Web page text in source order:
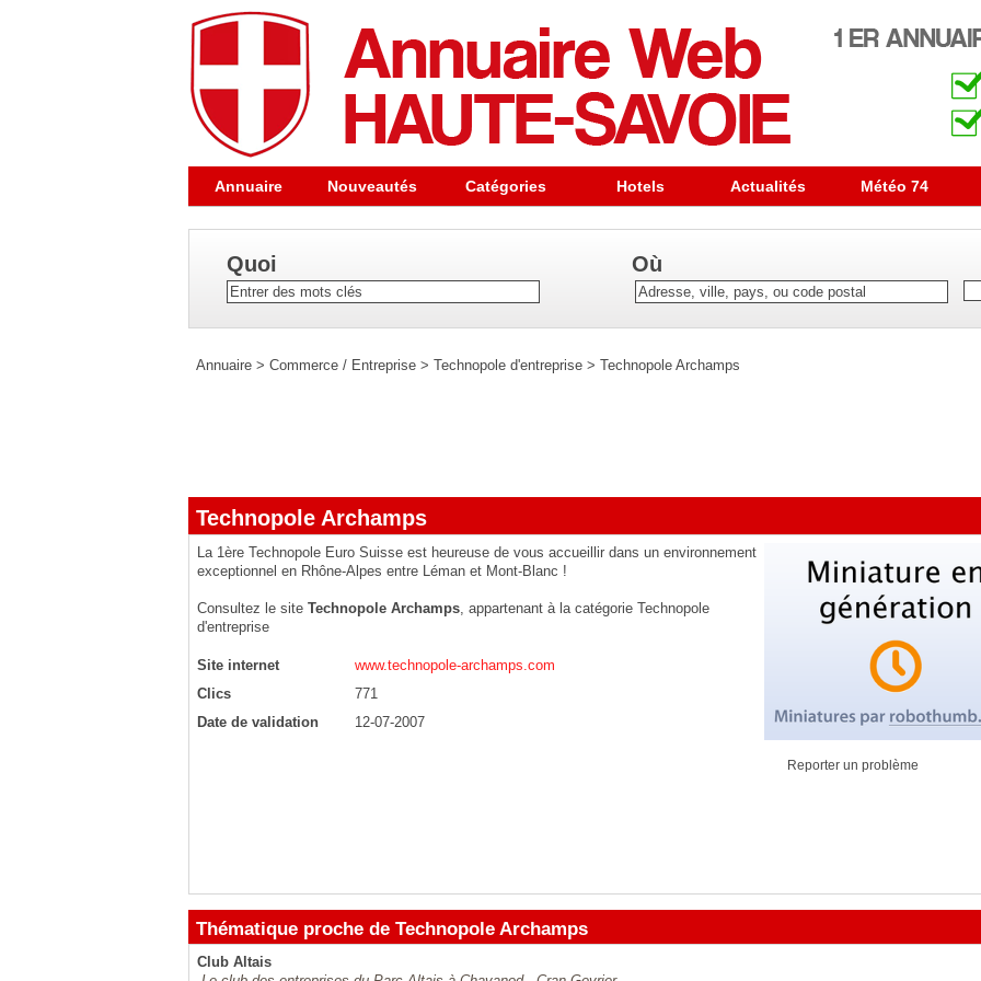
Annuaire Nouveautés Catégories Hotels Actualités Météo 74
Quoi Où
Annuaire > Commerce / Entreprise > Technopole d'entreprise > Technopole Archamps
Technopole Archamps
La 1ère Technopole Euro Suisse est heureuse de vous accueillir dans un environnement
exceptionnel en Rhône-Alpes entre Léman et Mont-Blanc !
Consultez le site Technopole Archamps, appartenant à la catégorie Technopole
d'entreprise
Site internet
www.technopole-archamps.com
Clics
771
Date de validation
12-07-2007
Reporter un problème
Thématique proche de Technopole Archamps
Club Altais